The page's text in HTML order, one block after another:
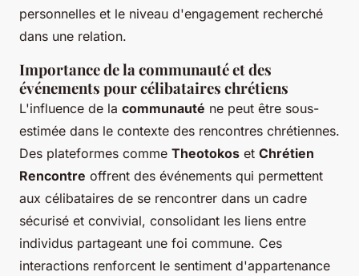
personnelles et le niveau d'engagement recherché
dans une relation.
Importance de la communauté et des
événements pour célibataires chrétiens
L'influence de la communauté ne peut être sous-
estimée dans le contexte des rencontres chrétiennes.
Des plateformes comme Theotokos et Chrétien
Rencontre offrent des événements qui permettent
aux célibataires de se rencontrer dans un cadre
sécurisé et convivial, consolidant les liens entre
individus partageant une foi commune. Ces
interactions renforcent le sentiment d'appartenance